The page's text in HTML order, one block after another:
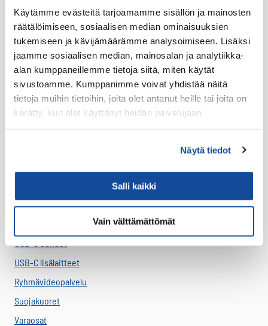
Käytämme evästeitä tarjoamamme sisällön ja mainosten
räätälöimiseen, sosiaalisen median ominaisuuksien
tukemiseen ja kävijämäärämme analysoimiseen. Lisäksi
jaamme sosiaalisen median, mainosalan ja analytiikka-
alan kumppaneillemme tietoja siitä, miten käytät
sivustoamme. Kumppanimme voivat yhdistää näitä
tietoja muihin tietoihin, joita olet antanut heille tai joita on
kerätty, kun olet käyttänyt heidän palvelujaan.
Näytä tiedot
Salli kaikki
Vain välttämättömät
Virve 2
VIRVE 2 -päätelaitteet
Uutuudet
Ajoneuvotelakat
Akut
Antennit
Lisäosat ja tarvikkeet
USB-C Johdot
USB-C lisälaitteet
Ryhmävideopalvelu
Suojakuoret
Varaosat